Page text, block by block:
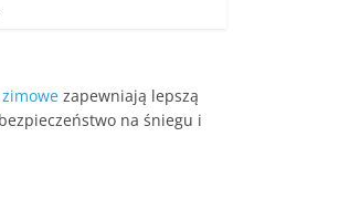
zapewniają lepszą
na śniegu i